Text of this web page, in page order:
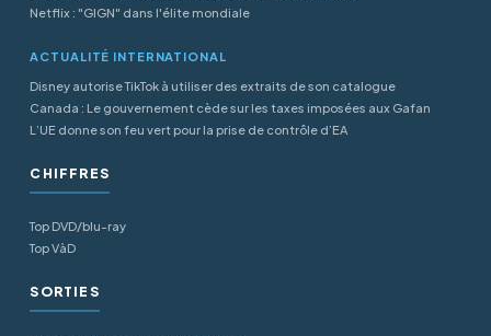
Netflix : "GIGN" dans l'élite mondiale
ACTUALITÉ INTERNATIONAL
Disney autorise TikTok à utiliser des extraits de son catalogue
Canada : Le gouvernement cède sur les taxes imposées aux Gafan
L’UE donne son feu vert pour la prise de contrôle d’EA
CHIFFRES
Top DVD/blu-ray
Top VàD
SORTIES